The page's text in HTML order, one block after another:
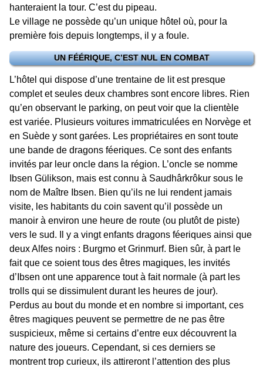
hanteraient la tour. C’est du pipeau.
Le village ne possède qu’un unique hôtel où, pour la
première fois depuis longtemps, il y a foule.
UN FÉÉRIQUE, C’EST NUL EN COMBAT
L’hôtel qui dispose d’une trentaine de lit est presque
complet et seules deux chambres sont encore libres. Rien
qu’en observant le parking, on peut voir que la clientèle
est variée. Plusieurs voitures immatriculées en Norvège et
en Suède y sont garées. Les propriétaires en sont toute
une bande de dragons féeriques. Ce sont des enfants
invités par leur oncle dans la région. L’oncle se nomme
Ibsen Gülikson, mais est connu à Saudhârkrôkur sous le
nom de Maître Ibsen. Bien qu’ils ne lui rendent jamais
visite, les habitants du coin savent qu’il possède un
manoir à environ une heure de route (ou plutôt de piste)
vers le sud. Il y a vingt enfants dragons féeriques ainsi que
deux Alfes noirs : Burgmo et Grinmurf. Bien sûr, à part le
fait que ce soient tous des êtres magiques, les invités
d’Ibsen ont une apparence tout à fait normale (à part les
trolls qui se dissimulent durant les heures de jour).
Perdus au bout du monde et en nombre si important, ces
êtres magiques peuvent se permettre de ne pas être
suspicieux, même si certains d’entre eux découvrent la
nature des joueurs. Cependant, si ces derniers se
montrent trop curieux, ils attireront l’attention des plus